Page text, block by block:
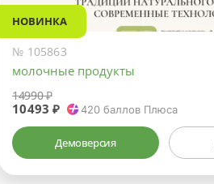
НОВИНКА
№ 105863
молочные продукты
14990 ₽
10493 ₽ 420баллов Плюса
Демоверсия